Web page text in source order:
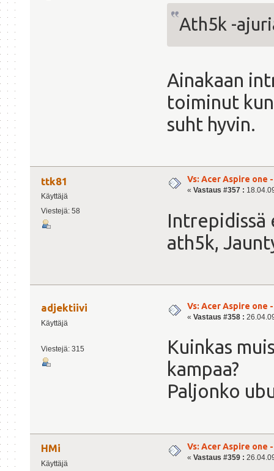
Ath5k -
Ainakaan
toiminut
suht hyvin.
ttk81
Käyttäjä
Viestejä: 58
Vs: Acer Aspire one
« Vastaus #357 :
Intrepidissä
ath5k,
adjektiivi
Käyttäjä
Viestejä: 315
Vs: Acer Aspire one
« Vastaus #358 :
Kuinkas
kampaa?
Paljonko
HMi
Käyttäjä
Vs: Acer Aspire one
« Vastaus #359 :